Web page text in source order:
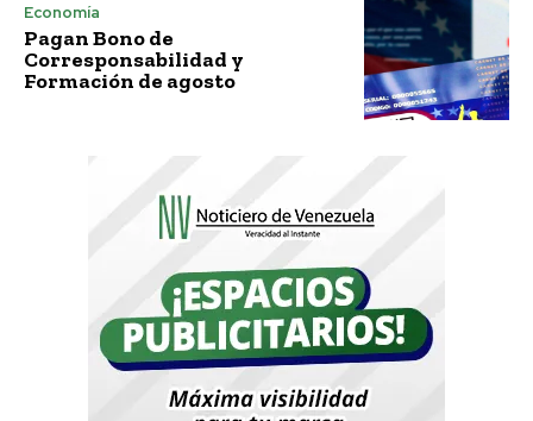
Economía
Pagan Bono de
Corresponsabilidad y
Formación de agosto